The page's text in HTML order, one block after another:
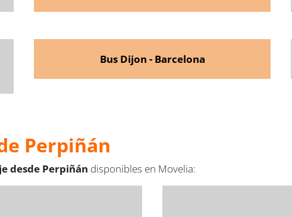
Bus Dijon - Barcelona
Perpiñán
desde Perpiñán disponibles en Movelia: